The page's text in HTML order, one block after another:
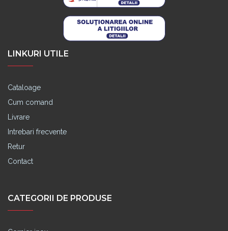
LINKURI UTILE
Cataloage
Cum comand
Livrare
Intrebari frecvente
Retur
Contact
CATEGORII DE PRODUSE